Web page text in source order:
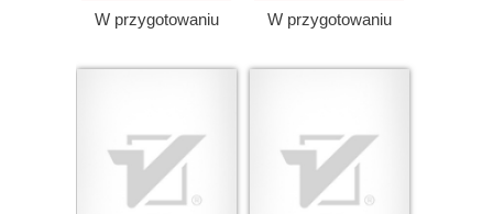
W przygotowaniu W przygotowaniu